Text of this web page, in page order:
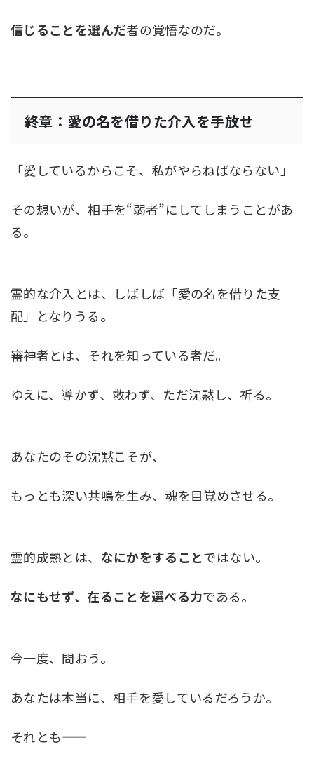
信じることを選んだ者の覚悟なのだ。
終章：愛の名を借りた介入を手放せ
「愛しているからこそ、私がやらねばならない」
その想いが、相手を“弱者”にしてしまうことがあ
る。
霊的な介入とは、しばしば「愛の名を借りた支
配」となりうる。
審神者とは、それを知っている者だ。
ゆえに、導かず、救わず、ただ沈黙し、祈る。
あなたのその沈黙こそが、
もっとも深い共鳴を生み、魂を目覚めさせる。
霊的成熟とは、 なにかをすることではない。
なにもせず、在ることを選べる力である。
今一度、問おう。
あなたは本当に、相手を愛しているだろうか。
それとも――